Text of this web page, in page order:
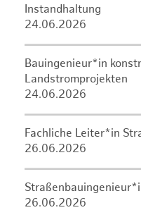
Instandhaltung
24.06.2026
Bauingenieur*in
Landstromprojekten
24.06.2026
Fachliche Leiter*in
26.06.2026
26.06.2026